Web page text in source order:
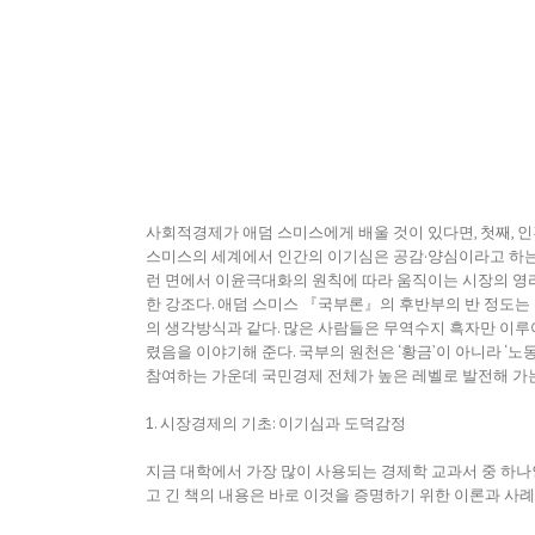
사회적경제가 애덤 스미스에게 배울 것이 있다면, 첫째,
스미스의 세계에서 인간의 이기심은 공감·양심이라고 하
런 면에서 이윤극대화의 원칙에 따라 움직이는 시장의
한 강조다. 애덤 스미스 『국부론』의 후반부의 반 정도
의 생각방식과 같다. 많은 사람들은 무역수지 흑자만 이
렸음을 이야기해 준다. 국부의 원천은 ‘황금’이 아니라 ‘
참여하는 가운데 국민경제 전체가 높은 레벨로 발전해
1. 시장경제의 기초: 이기심과 도덕감정
지금 대학에서 가장 많이 사용되는 경제학 교과서 중 하
고 긴 책의 내용은 바로 이것을 증명하기 위한 이론과 사